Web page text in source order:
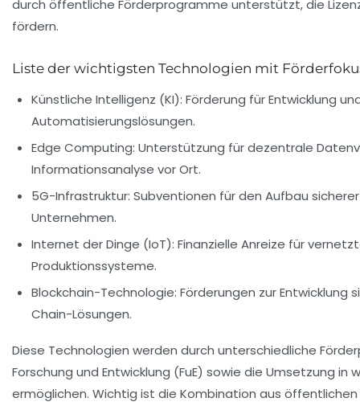
durch öffentliche Förderprogramme unterstützt, die
fördern.
Liste der wichtigsten Technologien mit
Künstliche Intelligenz (KI): Förderung für Entwicklung
Automatisierungslösungen.
Edge Computing: Unterstützung für dezentrale
Informationsanalyse vor Ort.
5G-Infrastruktur: Subventionen für den Aufbau
Unternehmen.
Internet der Dinge (IoT): Finanzielle Anreize für
Produktionssysteme.
Blockchain-Technologie: Förderungen zur Entwicklung
Chain-Lösungen.
Diese Technologien werden durch unterschiedliche
Forschung und Entwicklung (FuE) sowie die Umsetzung
ermöglichen. Wichtig ist die Kombination aus